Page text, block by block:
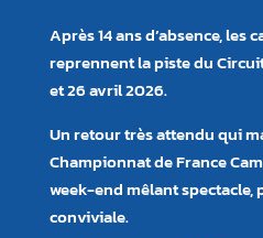
Après 14 ans d’absence, les
reprennent la piste du
et 26 avril 2026.
Un retour très attendu qui
Championnat de France
week-end mêlant spectacle,
conviviale.